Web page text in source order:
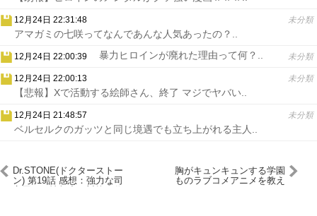
12月24日 22:31:48 未分類
アマガミの七咲ってなんであんな人気あったの？..
12月24日 22:00:39 未分類
暴力ヒロインが廃れた理由って何？..
12月24日 22:00:13 未分類
【悲報】Xで活動する絵師さん、終了 マジでヤバい..
12月24日 21:48:57 未分類
ベルセルクのガッツと同じ境遇でも立ち上がれる主人..
Dr.STONE(ドクターストー
ン) 第19話 感想：強力な司
胸がキュンキュンする学園
ものラブコメアニメを教え